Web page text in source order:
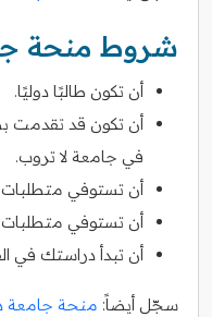
شروط منحة
أن تكون طالبًا دوليًا.
أن تكون قد تقدمت
في جامعة لا تروب.
أن تستوفي متطلبات
أن تستوفي متطلبات
أن تبدأ دراستك في
سجّل أيضاً: منحة جامعة